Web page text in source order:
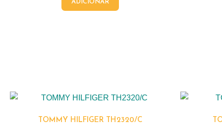
ADICIONAR
TOMMY HILFIGER TH2320/C